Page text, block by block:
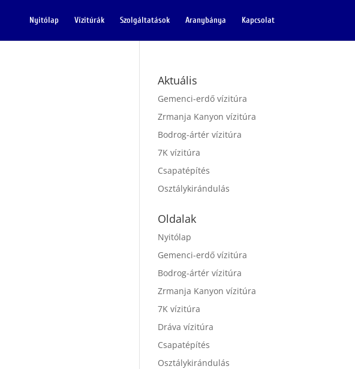
Nyitólap Vízitúrák Szolgáltatások Aranybánya Kapcsolat
Aktuális
Gemenci-erdő vízitúra
Zrmanja Kanyon vízitúra
Bodrog-ártér vízitúra
7K vízitúra
Csapatépítés
Osztálykirándulás
Oldalak
Nyitólap
Gemenci-erdő vízitúra
Bodrog-ártér vízitúra
Zrmanja Kanyon vízitúra
7K vízitúra
Dráva vízitúra
Csapatépítés
Osztálykirándulás